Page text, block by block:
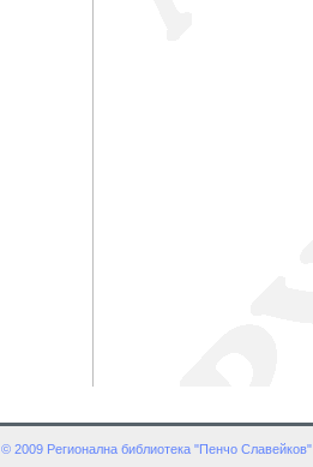
© 2009 Регионална библиотека "Пенчо